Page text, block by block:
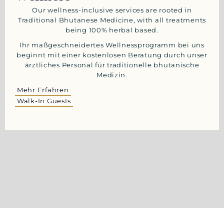
Our wellness-inclusive services are rooted in
Traditional Bhutanese Medicine, with all treatments
being 100% herbal based.
Ihr maßgeschneidertes Wellnessprogramm bei uns
beginnt mit einer kostenlosen Beratung durch unser
ärztliches Personal für traditionelle bhutanische
Medizin.
Mehr Erfahren
Walk-In Guests